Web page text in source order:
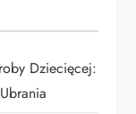
Dziecięcej: